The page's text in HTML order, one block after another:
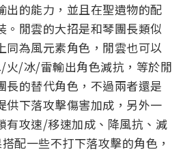
出的能力，並且在聖遺物的配
閒雲的大招是和琴團長類似
同為風元素角色，閒雲也可以
/火/冰/雷輸出角色減抗，等於閒
長的替代角色，不過兩者還是
供下落攻擊傷害加成，另外一
有攻速/移速加成、降風抗、減
配一些不打下落攻擊的角色，